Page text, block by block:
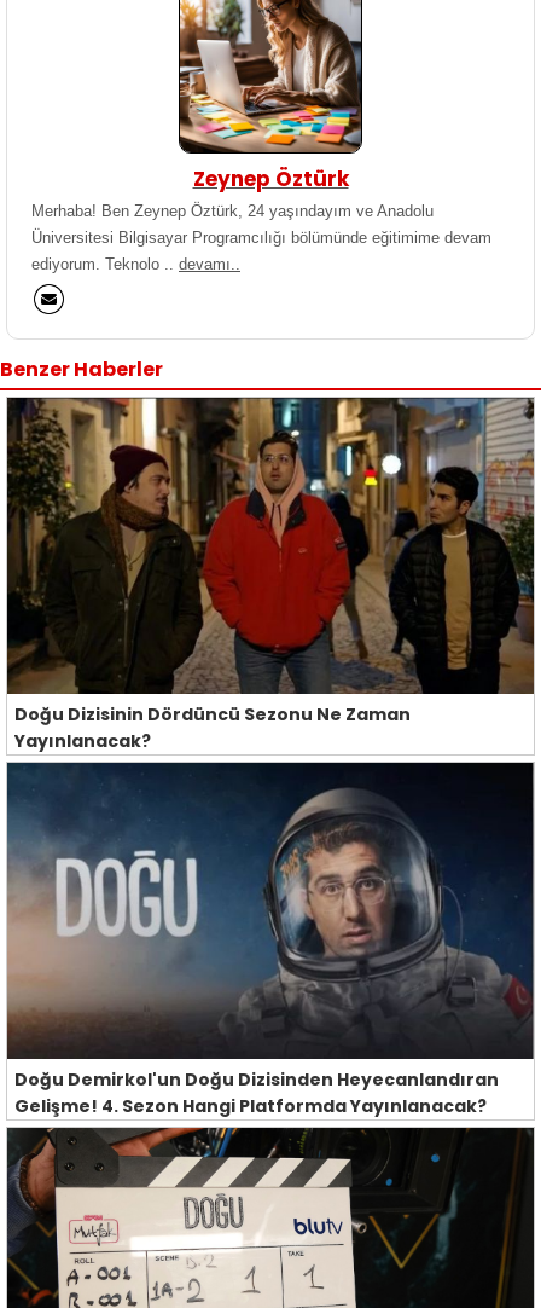
Zeynep Öztürk
Merhaba! Ben Zeynep Öztürk, 24 yaşındayım ve Anadolu
Üniversitesi Bilgisayar Programcılığı bölümünde eğitimime devam
ediyorum. Teknolo .. devamı..
Benzer Haberler
Doğu Dizisinin Dördüncü Sezonu Ne Zaman
Yayınlanacak?
Doğu Demirkol'un Doğu Dizisinden Heyecanlandıran
Gelişme! 4. Sezon Hangi Platformda Yayınlanacak?